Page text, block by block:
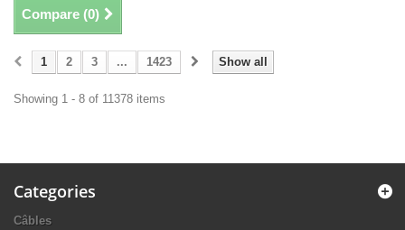
Compare (0)
Show all
1 2 3 ... 1423
Showing 1 - 8 of 11378 items
Categories
Câbles